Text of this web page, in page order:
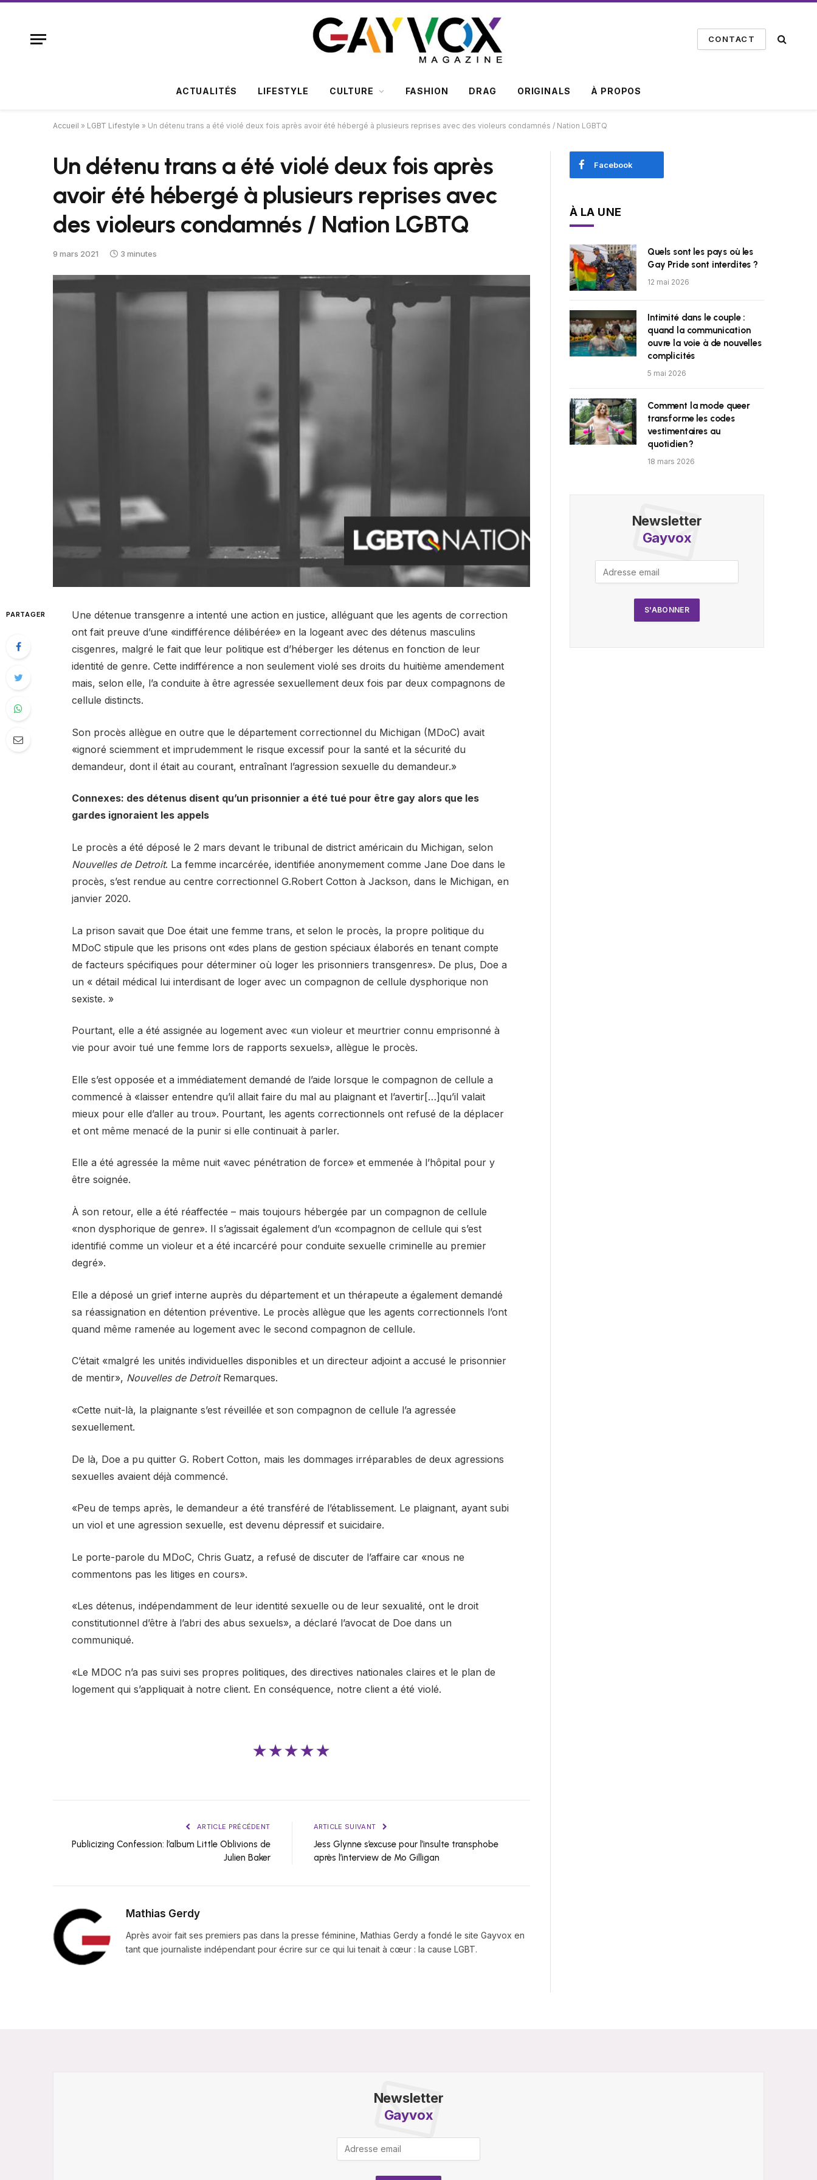
CONTACT
ACTUALITÉS LIFESTYLE CULTURE FASHION DRAG ORIGINALS À PROPOS
Accueil » LGBT Lifestyle » Un détenu trans a été violé deux fois après avoir été hébergé à plusieurs reprises avec des violeurs condamnés / Nation LGBTQ
Un détenu trans a été violé deux fois après
avoir été hébergé à plusieurs reprises avec
des violeurs condamnés / Nation LGBTQ
9 mars 2021 3 minutes
PARTAGER
Une détenue transgenre a intenté une action en justice, alléguant que les agents de correction
ont fait preuve d’une «indifférence délibérée» en la logeant avec des détenus masculins
cisgenres, malgré le fait que leur politique est d’héberger les détenus en fonction de leur
identité de genre. Cette indifférence a non seulement violé ses droits du huitième amendement
mais, selon elle, l’a conduite à être agressée sexuellement deux fois par deux compagnons de
cellule distincts.
Son procès allègue en outre que le département correctionnel du Michigan (MDoC) avait
«ignoré sciemment et imprudemment le risque excessif pour la santé et la sécurité du
demandeur, dont il était au courant, entraînant l’agression sexuelle du demandeur.»
Connexes: des détenus disent qu’un prisonnier a été tué pour être gay alors que les
gardes ignoraient les appels
Le procès a été déposé le 2 mars devant le tribunal de district américain du Michigan, selon
Nouvelles de Detroit. La femme incarcérée, identifiée anonymement comme Jane Doe dans le
procès, s’est rendue au centre correctionnel G.Robert Cotton à Jackson, dans le Michigan, en
janvier 2020.
La prison savait que Doe était une femme trans, et selon le procès, la propre politique du
MDoC stipule que les prisons ont «des plans de gestion spéciaux élaborés en tenant compte
de facteurs spécifiques pour déterminer où loger les prisonniers transgenres». De plus, Doe a
un « détail médical lui interdisant de loger avec un compagnon de cellule dysphorique non
sexiste. »
Pourtant, elle a été assignée au logement avec «un violeur et meurtrier connu emprisonné à
vie pour avoir tué une femme lors de rapports sexuels», allègue le procès.
Elle s’est opposée et a immédiatement demandé de l’aide lorsque le compagnon de cellule a
commencé à «laisser entendre qu’il allait faire du mal au plaignant et l’avertir[…]qu’il valait
mieux pour elle d’aller au trou». Pourtant, les agents correctionnels ont refusé de la déplacer
et ont même menacé de la punir si elle continuait à parler.
Elle a été agressée la même nuit «avec pénétration de force» et emmenée à l’hôpital pour y
être soignée.
À son retour, elle a été réaffectée – mais toujours hébergée par un compagnon de cellule
«non dysphorique de genre». Il s’agissait également d’un «compagnon de cellule qui s’est
identifié comme un violeur et a été incarcéré pour conduite sexuelle criminelle au premier
degré».
Elle a déposé un grief interne auprès du département et un thérapeute a également demandé
sa réassignation en détention préventive. Le procès allègue que les agents correctionnels l’ont
quand même ramenée au logement avec le second compagnon de cellule.
C’était «malgré les unités individuelles disponibles et un directeur adjoint a accusé le prisonnier
de mentir», Nouvelles de Detroit Remarques.
«Cette nuit-là, la plaignante s’est réveillée et son compagnon de cellule l’a agressée
sexuellement.
De là, Doe a pu quitter G. Robert Cotton, mais les dommages irréparables de deux agressions
sexuelles avaient déjà commencé.
«Peu de temps après, le demandeur a été transféré de l’établissement. Le plaignant, ayant subi
un viol et une agression sexuelle, est devenu dépressif et suicidaire.
Le porte-parole du MDoC, Chris Guatz, a refusé de discuter de l’affaire car «nous ne
commentons pas les litiges en cours».
«Les détenus, indépendamment de leur identité sexuelle ou de leur sexualité, ont le droit
constitutionnel d’être à l’abri des abus sexuels», a déclaré l’avocat de Doe dans un
communiqué.
«Le MDOC n’a pas suivi ses propres politiques, des directives nationales claires et le plan de
logement qui s’appliquait à notre client. En conséquence, notre client a été violé.
★★★★★
ARTICLE PRÉCÉDENT
Publicizing Confession: l’album Little Oblivions de
Julien Baker
ARTICLE SUIVANT
Jess Glynne s’excuse pour l’insulte transphobe
après l’interview de Mo Gilligan
Mathias Gerdy
Après avoir fait ses premiers pas dans la presse féminine, Mathias Gerdy a fondé le site Gayvox en
tant que journaliste indépendant pour écrire sur ce qui lui tenait à cœur : la cause LGBT.
Facebook
À LA UNE
Quels sont les pays où les
Gay Pride sont interdites ?
12 mai 2026
Intimité dans le couple :
quand la communication
ouvre la voie à de nouvelles
complicités
5 mai 2026
Comment la mode queer
transforme les codes
vestimentaires au
quotidien ?
18 mars 2026
Newsletter
Gayvox
Newsletter
Gayvox